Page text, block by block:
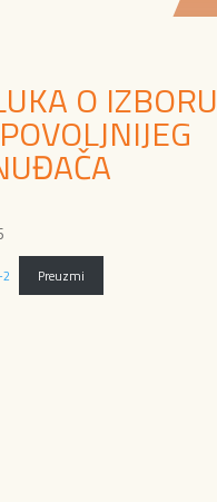
O IZBORU
Preuzmi